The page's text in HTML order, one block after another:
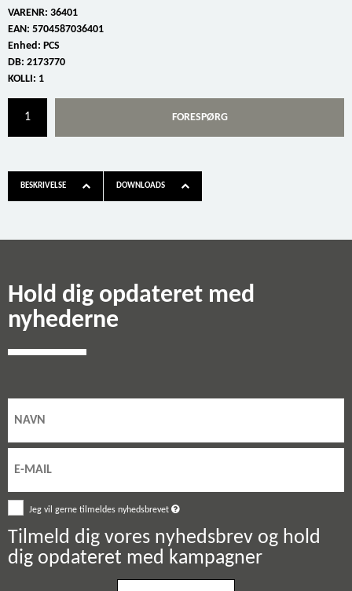
VARENR: 36401
EAN: 5704587036401
Enhed: PCS
DB: 2173770
KOLLI: 1
FORESPØRG
BESKRIVELSE DOWNLOADS
Hold dig opdateret med
nyhederne
Jeg vil gerne tilmeldes nyhedsbrevet
Tilmeld dig vores nyhedsbrev og hold
dig opdateret med kampagner